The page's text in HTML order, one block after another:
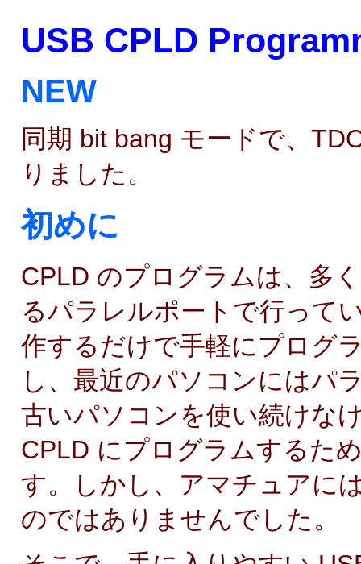
USB CPLD
NEW
同期 bit bang モードで、
りました。
初めに
CPLD のプログラムは、多
るパラレルポートで行って
作するだけで手軽にプログ
し、最近のパソコンにはパ
古いパソコンを使い続けな
CPLD にプログラムするた
す。しかし、アマチュアに
のではありませんでした。